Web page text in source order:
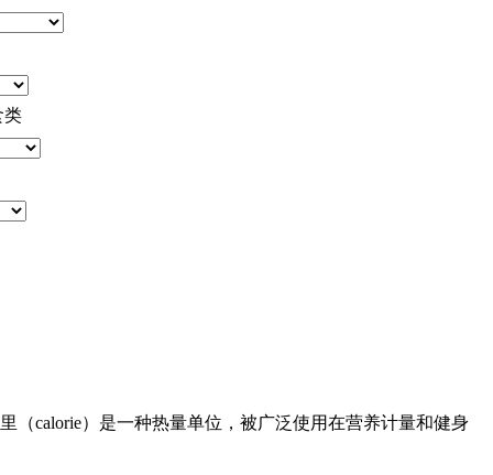
类
（calorie）是一种热量单位，被广泛使用在营养计量和健身